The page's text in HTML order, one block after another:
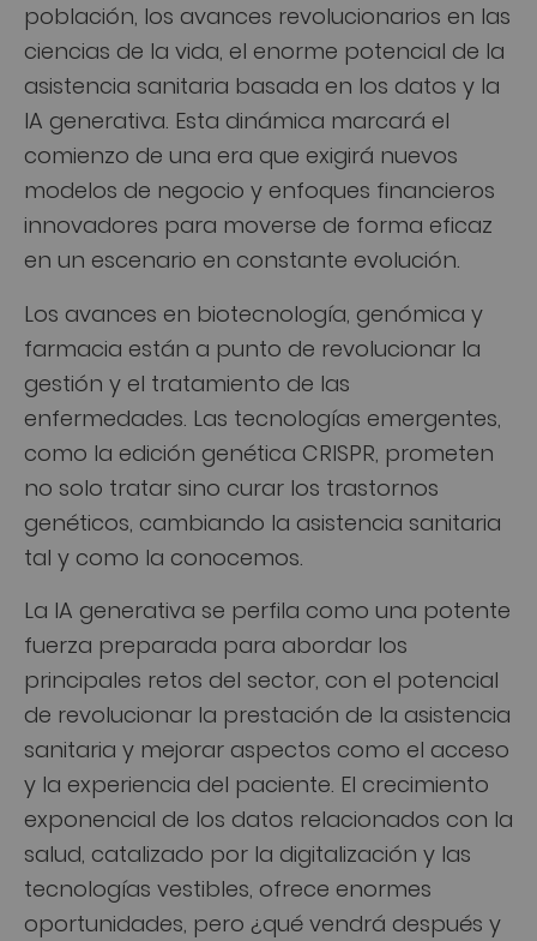
población, los avances revolucionarios en las
ciencias de la vida, el enorme potencial de la
asistencia sanitaria basada en los datos y la
IA generativa. Esta dinámica marcará el
comienzo de una era que exigirá nuevos
modelos de negocio y enfoques financieros
innovadores para moverse de forma eficaz
en un escenario en constante evolución.
Los avances en biotecnología, genómica y
farmacia están a punto de revolucionar la
gestión y el tratamiento de las
enfermedades. Las tecnologías emergentes,
como la edición genética CRISPR, prometen
no solo tratar sino curar los trastornos
genéticos, cambiando la asistencia sanitaria
tal y como la conocemos.
La IA generativa se perfila como una potente
fuerza preparada para abordar los
principales retos del sector, con el potencial
de revolucionar la prestación de la asistencia
sanitaria y mejorar aspectos como el acceso
y la experiencia del paciente. El crecimiento
exponencial de los datos relacionados con la
salud, catalizado por la digitalización y las
tecnologías vestibles, ofrece enormes
oportunidades, pero ¿qué vendrá después y